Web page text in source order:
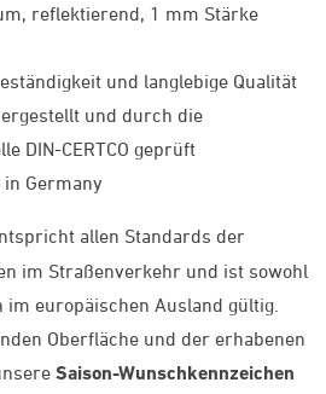
reflektierend, 1 mm Stärke
und langlebige Qualität
und durch die
DIN-CERTCO geprüft
Germany
allen Standards der
im Straßenverkehr und ist sowohl
im europäischen Ausland gültig.
Oberfläche und der erhabenen
Saison-Wunschkennzeichen